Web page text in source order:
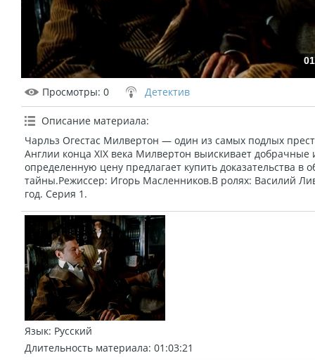
Просмотры: 0 Детектив
Описание материала:
Чарльз Огестас Милвертон — один из самых подлых
Англии конца XIX века Милвертон выискивает добрачные
определенную цену предлагает купить доказательства в
тайны.Режиссер: Игорь Масленников.В ролях: Василий
год. Серия 1.
Язык: Русский
Длительность материала: 01:03:21